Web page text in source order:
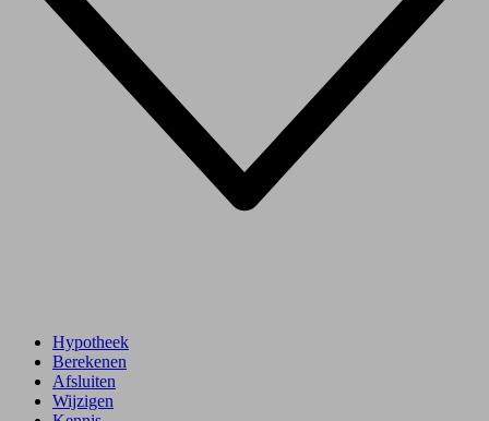
Hypotheek
Berekenen
Afsluiten
Wijzigen